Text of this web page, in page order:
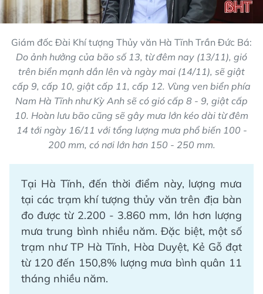
Giám đốc Đài Khí tượng Thủy văn Hà Tĩnh Trần Đức Bá:
Do ảnh hưởng của bão số 13, từ đêm nay (13/11), gió
trên biển mạnh dần lên và ngày mai (14/11), sẽ giật
cấp 9, cấp 10, giật cấp 11, cấp 12. Vùng ven biển phía
Nam Hà Tĩnh như Kỳ Anh sẽ có gió cấp 8 - 9, giật cấp
10. Hoàn lưu bão cũng sẽ gây mưa lớn kéo dài từ đêm
14 tới ngày 16/11 với tổng lượng mưa phổ biến 100 -
200 mm, có nơi lớn hơn 150 - 250 mm.
Tại Hà Tĩnh, đến thời điểm này, lượng mưa
tại các trạm khí tượng thủy văn trên địa bàn
đo được từ 2.200 - 3.860 mm, lớn hơn lượng
mưa trung bình nhiều năm. Đặc biệt, một số
trạm như TP Hà Tĩnh, Hòa Duyệt, Kẻ Gỗ đạt
từ 120 đến 150,8% lượng mưa bình quân 11
tháng nhiều năm.